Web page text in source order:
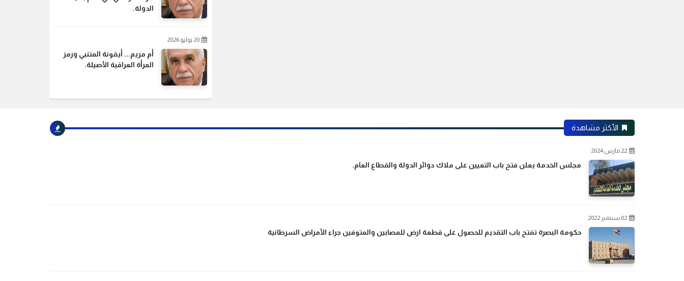
الدولة.
20 يوليو 2026
أم مريم... أيقونة المتنبي ورمز
المرأة العراقية الأصيلة.
الأكثر مشاهدة
22 مارس 2024
مجلس الخدمة يعلن فتح باب التعيين على ملاك دوائر الدولة والقطاع العام.
02 سبتمبر 2022
حكومة البصرة تفتح باب التقديم للحصول على قطعة ارض للمصابين والمتوفين جراء الأمراض السرطانية